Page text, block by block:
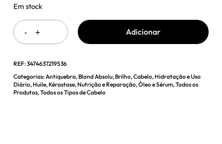
Em stock
Adicionar
REF:3474637219536
Categorias:Antiquebra,Blond Absolu,Brilho,Cabelo,Hidratação e Uso
Diário,Huile,Kérastase,Nutrição e Reparação,Óleo e Sérum,Todos os
Produtos,Todos os Tipos de Cabelo